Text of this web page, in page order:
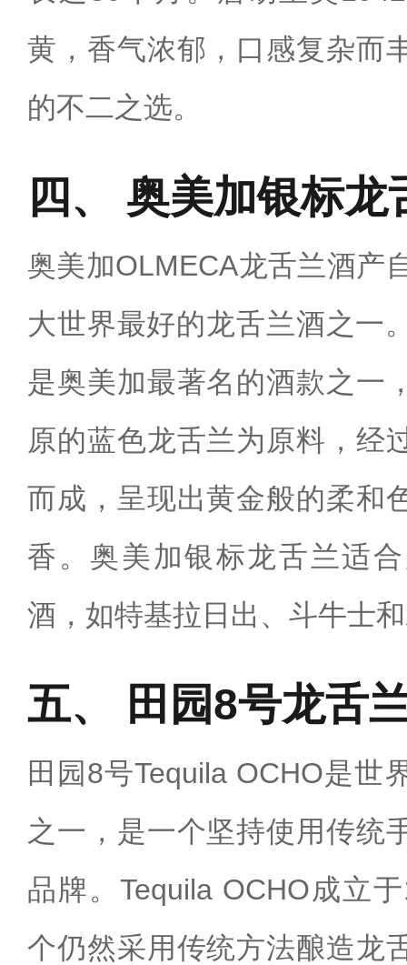
黄，香气浓郁，口感复杂而
的不二之选。‌
奥美加银标龙
奥美加OLMECA龙舌兰酒产
大世界最好的龙舌兰酒之一
是奥美加最著名的酒款之一
原的蓝色龙舌兰为原料，经
而成，呈现出黄金般的柔和
香。奥美加银标龙舌兰适
酒，如特基拉日出、斗牛士
田园8号龙舌
田园8号‌Tequila OCHO是世
之一，是一个坚持使用传统
品牌。‌Tequila OCHO成立
个仍然采用传统方法酿造龙